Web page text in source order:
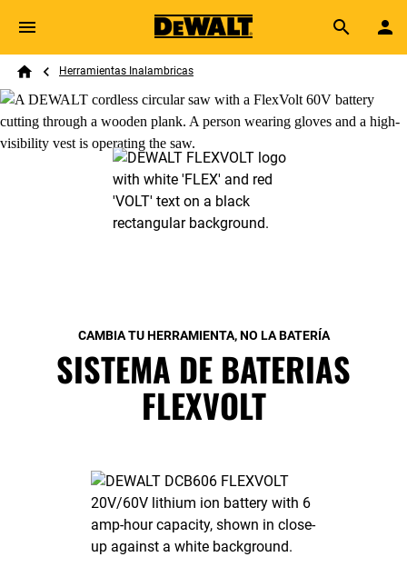
Skip to main content
Search
Breadcrumb
Herramientas Inalambricas
CAMBIA TU HERRAMIENTA, NO LA BATERÍA
SISTEMA DE BATERIAS
FLEXVOLT